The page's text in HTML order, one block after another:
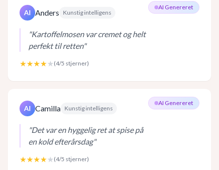
AI Genereret
AI Anders Kunstig intelligens
"Kartoffelmosen var cremet og helt
perfekt til retten"
★★★★★ (4/5 stjerner)
AI Genereret
AI Camilla Kunstig intelligens
"Det var en hyggelig ret at spise på
en kold efterårsdag"
★★★★★ (4/5 stjerner)